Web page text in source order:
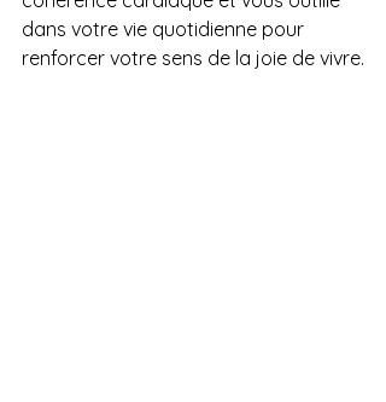
dans votre vie quotidienne pour
renforcer votre sens de la joie de vivre.